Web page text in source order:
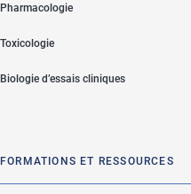
Pharmacologie
Toxicologie
Biologie d’essais cliniques
FORMATIONS ET RESSOURCES